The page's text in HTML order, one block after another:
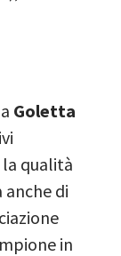
Goletta
qualità
di
in